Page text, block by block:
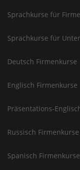
Sprachkurse für
Sprachkurse für
Deutsch Firmenkurse
Englisch Firmenkurse
Präsentations-
Russisch Firmenkurse
Spanisch Firmenkurse